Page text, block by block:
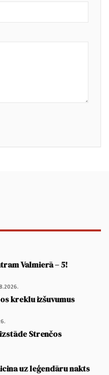
Valmierā – 5!
kreklu izšuvumus
Strenčos
uz leģendāru nakts